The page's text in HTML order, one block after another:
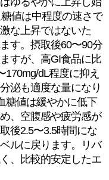
値は中程度の速さで
な上昇ではないた
す。摂取後60〜90分
すが、高GI食品に比
dL程度に抑え
泌も適度な量になり
糖値は緩やかに低下
、空腹感や疲労感が
後2.5〜3.5時間にな
ルに戻ります。リバ
、比較的安定したエ